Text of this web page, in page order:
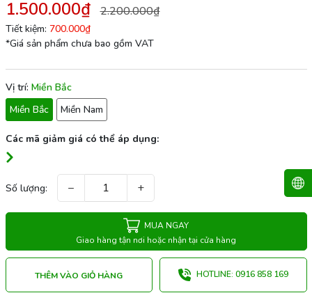
1.500.000₫ 2.200.000₫
Tiết kiệm: 700.000₫
*Giá sản phẩm chưa bao gồm VAT
Vị trí: Miền Bắc
Miền Bắc
Miền Nam
Các mã giảm giá có thể áp dụng:
Số lượng: − +
MUA NGAY
Giao hàng tận nơi hoặc nhận tại cửa hàng
THÊM VÀO GIỎ HÀNG HOTLINE: 0916 858 169